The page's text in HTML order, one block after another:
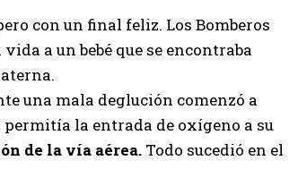
con un final feliz. Los Bomberos
a un bebé que se encontraba
una mala deglución comenzó a
permitía la entrada de oxígeno a su
de la vía aérea. Todo sucedió en el